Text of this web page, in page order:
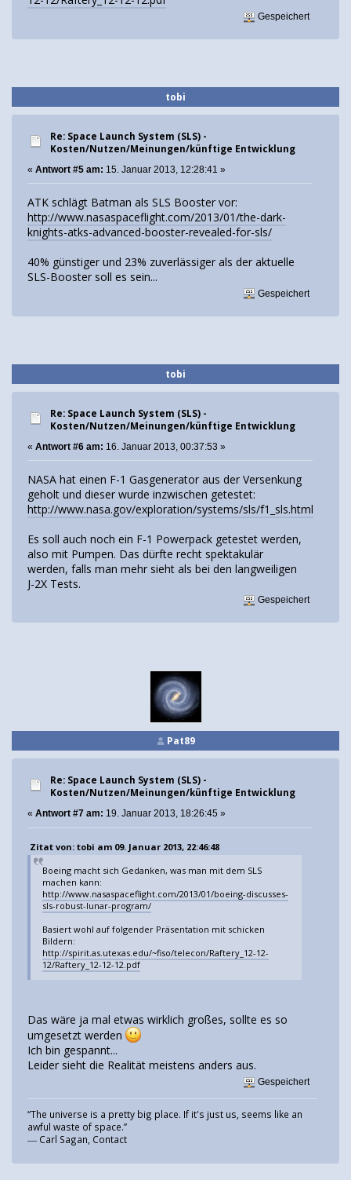
Gespeichert
tobi
Re: Space Launch System (SLS) -
Kosten/Nutzen/Meinungen/künftige Entwicklung
« Antwort #5 am: 15. Januar 2013, 12:28:41 »
ATK schlägt Batman als SLS Booster vor:
http://www.nasaspaceflight.com/2013/01/the-dark-
knights-atks-advanced-booster-revealed-for-sls/
40% günstiger und 23% zuverlässiger als der aktuelle
SLS-Booster soll es sein...
Gespeichert
tobi
Re: Space Launch System (SLS) -
Kosten/Nutzen/Meinungen/künftige Entwicklung
« Antwort #6 am: 16. Januar 2013, 00:37:53 »
NASA hat einen F-1 Gasgenerator aus der Versenkung
geholt und dieser wurde inzwischen getestet:
http://www.nasa.gov/exploration/systems/sls/f1_sls.html
Es soll auch noch ein F-1 Powerpack getestet werden,
also mit Pumpen. Das dürfte recht spektakulär
werden, falls man mehr sieht als bei den langweiligen
J-2X Tests.
Gespeichert
Pat89
Re: Space Launch System (SLS) -
Kosten/Nutzen/Meinungen/künftige Entwicklung
« Antwort #7 am: 19. Januar 2013, 18:26:45 »
Zitat von: tobi am 09. Januar 2013, 22:46:48
Boeing macht sich Gedanken, was man mit dem SLS
machen kann:
http://www.nasaspaceflight.com/2013/01/boeing-discusses-
sls-robust-lunar-program/
Basiert wohl auf folgender Präsentation mit schicken
Bildern:
http://spirit.as.utexas.edu/~fiso/telecon/Raftery_12-12-
12/Raftery_12-12-12.pdf
Das wäre ja mal etwas wirklich großes, sollte es so
umgesetzt werden
Ich bin gespannt...
Leider sieht die Realität meistens anders aus.
Gespeichert
“The universe is a pretty big place. If it's just us, seems like an
awful waste of space.”
― Carl Sagan, Contact